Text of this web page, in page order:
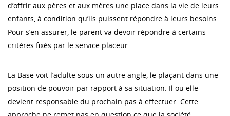
d’offrir aux pères et aux mères une place dans la vie de leurs
enfants, à condition qu’ils puissent répondre à leurs besoins.
Pour s’en assurer, le parent va devoir répondre à certains
critères fixés par le service placeur.
La Base voit l’adulte sous un autre angle, le plaçant dans une
position de pouvoir par rapport à sa situation. Il ou elle
devient responsable du prochain pas à effectuer. Cette